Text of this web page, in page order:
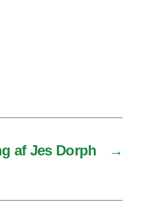
→
af Jes Dorph